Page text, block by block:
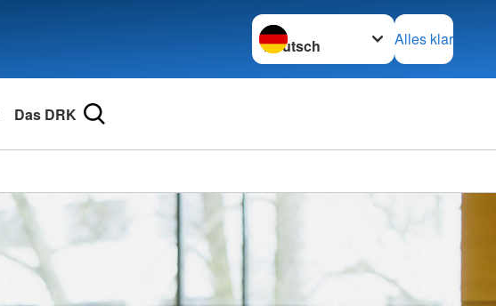
Sprache wechseln zu
Alles klar
Das DRK